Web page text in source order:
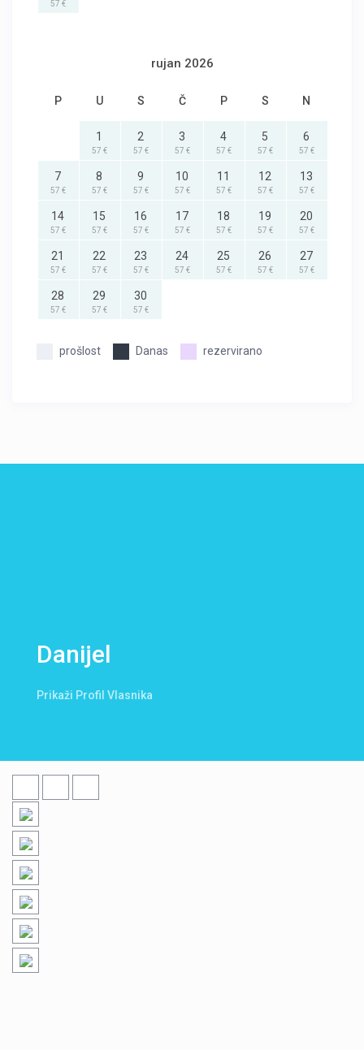
57 €
rujan 2026
P U S Č P S N
1
57 €
2
57 €
3
57 €
4
57 €
5
57 €
6
57 €
7
57 €
8
57 €
9
57 €
10
57 €
11
57 €
12
57 €
13
57 €
14
57 €
15
57 €
16
57 €
17
57 €
18
57 €
19
57 €
20
57 €
21
57 €
22
57 €
23
57 €
24
57 €
25
57 €
26
57 €
27
57 €
28
57 €
29
57 €
30
57 €
prošlost Danas rezervirano
Danijel
Prikaži Profil Vlasnika